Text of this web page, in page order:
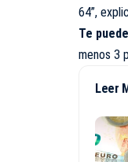
64”,
Te
menos 3
Leer